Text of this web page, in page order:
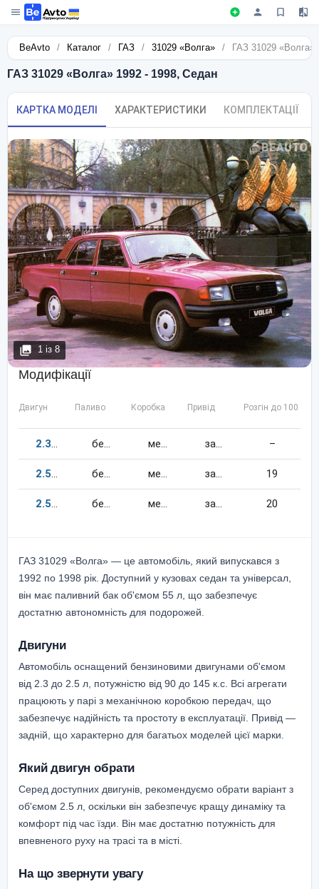
BeAvto / Каталог / ГАЗ / 31029 «Волга» / ГАЗ 31029
ГАЗ 31029 «Волга» 1992 - 1998, Седан
КАРТКА МОДЕЛІ ХАРАКТЕРИСТИКИ КОМПЛЕКТАЦІЇ
1 із 8
Модифікації
Двигун Паливо Коробка Привід Розгін до 100 км/
2.3145 бензин механіка задній –
2.5100 бензин механіка задній 19
2.590 бензин механіка задній 20
ГАЗ 31029 «Волга» — це автомобіль, який випускався з
1992 по 1998 рік. Доступний у кузовах седан та універсал,
він має паливний бак об'ємом 55 л, що забезпечує
достатню автономність для подорожей.
Двигуни
Автомобіль оснащений бензиновими двигунами об'ємом
від 2.3 до 2.5 л, потужністю від 90 до 145 к.с. Всі агрегати
працюють у парі з механічною коробкою передач, що
забезпечує надійність та простоту в експлуатації. Привід —
задній, що характерно для багатьох моделей цієї марки.
Який двигун обрати
Серед доступних двигунів, рекомендуємо обрати варіант з
об'ємом 2.5 л, оскільки він забезпечує кращу динаміку та
комфорт під час їзди. Він має достатню потужність для
впевненого руху на трасі та в місті.
На що звернути увагу